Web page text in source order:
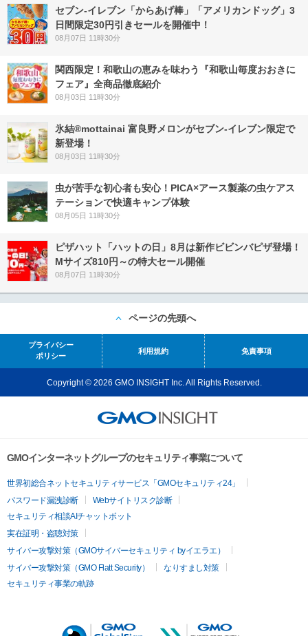
セブン‐イレブン「からあげ棒」「アメリカンドッグ」3
日間限定30円引きセールを開催中！
08月07日 11時30分
関西限定！和歌山の恵みを味わう『和歌山毎度おおきに
フェア』全商品徹底紹介
08月03日 11時30分
氷結®mottainai 富良野メロンがセブン‐イレブン限定で
新登場！
08月03日 11時30分
虫が苦手な初心者も安心！PICA×アース製薬の虫ケアス
テーションで快適キャンプ体験
08月05日 11時30分
ピザハット「ハットの日」8月は新作ビビンバピザ登場！
Mサイズ810円～の特大セール開催
08月07日 11時30分
ページの先頭へ
プライバシー
ポリシー
利用規約 免責事項
Copyright © 2026 GMO INSIGHT Inc. All Rights Reserved.
GMOインターネットグループのセキュリティ事業について
世界初総合ネットセキュリティサービス「GMOセキュリティ24」
パスワード漏洩診断
Webサイトリスク診断
セキュリティ相談AIチャットボット
実在証明・盗聴対策
サイバー攻撃対策（GMOサイバーセキュリティ byイエラエ）
サイバー攻撃対策（GMO Flatt Security）
なりすまし対策
セキュリティ事業の軌跡